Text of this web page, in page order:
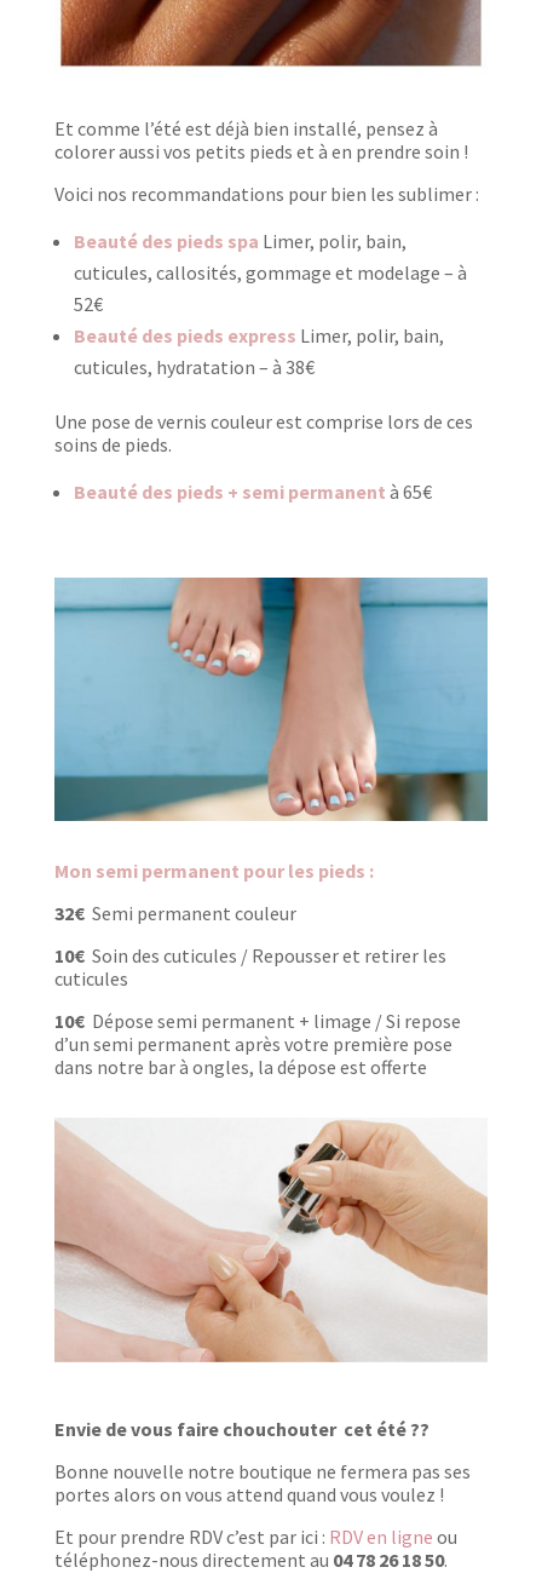
Et comme l’été est déjà bien installé, pensez à
colorer aussi vos petits pieds et à en prendre soin !
Voici nos recommandations pour bien les sublimer :
Beauté des pieds spa Limer, polir, bain,
cuticules, callosités, gommage et modelage – à
52€
Beauté des pieds express Limer, polir, bain,
cuticules, hydratation – à 38€
Une pose de vernis couleur est comprise lors de ces
soins de pieds.
Beauté des pieds + semi permanent à 65€
Mon semi permanent pour les pieds :
32€Semi permanent couleur
10€Soin des cuticules / Repousser et retirer les
cuticules
10€ Dépose semi permanent + limage /Si repose
d’un semi permanent après votre première pose
dans notre bar à ongles, la dépose est offerte
Envie de vous faire chouchouter cet été ??
Bonne nouvelle notre boutique ne fermera pas ses
portes alors on vous attend quand vous voulez !
Et pour prendre RDV c’est par ici : RDV en ligne ou
téléphonez-nous directement au 04 78 26 18 50.